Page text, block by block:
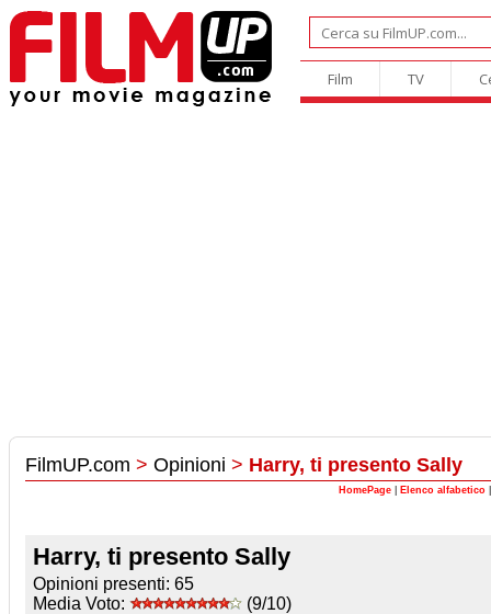
Film TV
FilmUP.com > Opinioni > Harry, ti presento Sally
HomePage Elenco alfabetico
Harry, ti presento Sally
Opinioni presenti: 65
Media Voto:
(9/10)